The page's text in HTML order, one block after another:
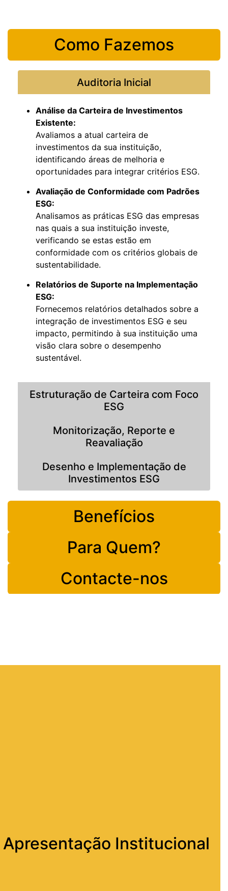
Como Fazemos
Auditoria Inicial
Análise da Carteira de Investimentos
Existente:
Avaliamos a atual carteira de
investimentos da sua instituição,
identificando áreas de melhoria e
oportunidades para integrar critérios ESG.
Avaliação de Conformidade com Padrões
ESG:
Analisamos as práticas ESG das empresas
nas quais a sua instituição investe,
verificando se estas estão em
conformidade com os critérios globais de
sustentabilidade.
Relatórios de Suporte na Implementação
ESG:
Fornecemos relatórios detalhados sobre a
integração de investimentos ESG e seu
impacto, permitindo à sua instituição uma
visão clara sobre o desempenho
sustentável.
Estruturação de Carteira com Foco
ESG
Monitorização, Reporte e
Reavaliação
Desenho e Implementação de
Investimentos ESG
Benefícios
Para Quem?
Contacte-nos
Apresentação Institucional